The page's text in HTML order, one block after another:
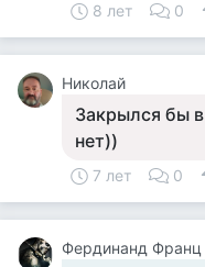
8 лет 0
Николай
Закрылся бы
нет))
7 лет 0
Фердинанд Франц